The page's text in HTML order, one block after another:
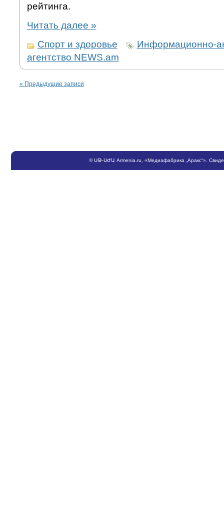
рейтинга.
Читать далее »
Спорт и здоровье
Информационно-
агентство NEWS.am
« Предыдущие записи
©ՍԹ-ՍԺԱ Armenia.ru , «Медиафабрика „Аракс“».